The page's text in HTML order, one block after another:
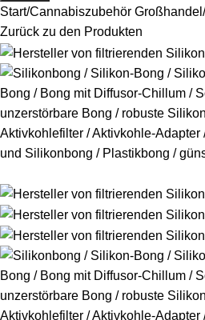
Start Cannabiszubehör Großhandel
Zurück zu den Produkten